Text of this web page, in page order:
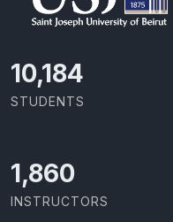
11,418
STUDENTS
2,086
INSTRUCTORS